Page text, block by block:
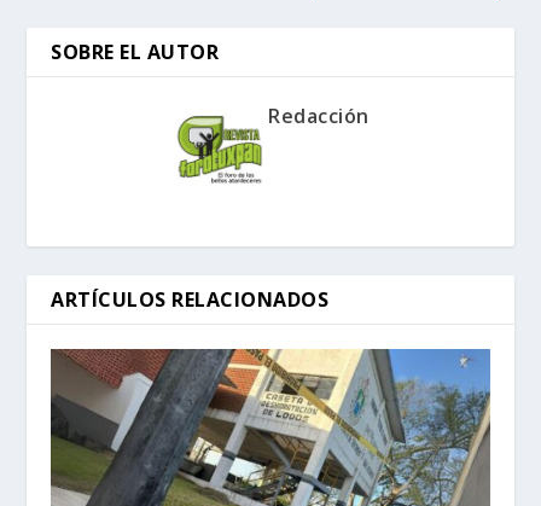
SOBRE EL AUTOR
Redacción
ARTÍCULOS RELACIONADOS